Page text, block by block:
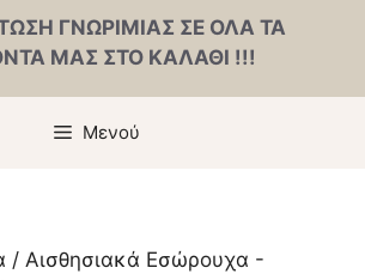
ΓΝΩΡΙΜΙΑΣ ΣΕ ΟΛΑ ΤΑ
ΜΑΣ ΣΤΟ ΚΑΛΑΘΙ !!!
Μενού
/ Αισθησιακά Εσώρουχα -